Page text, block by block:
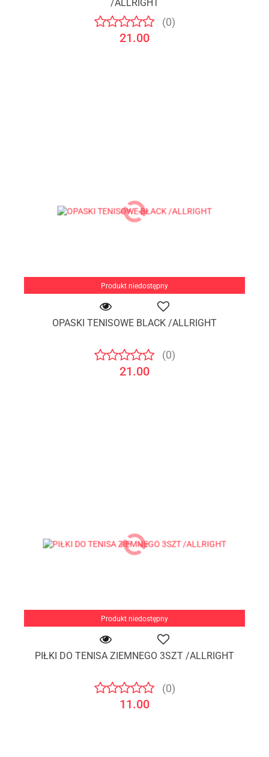
/ALLRIGHT
(0)
21.00
Produkt niedostępny
OPASKI TENISOWE BLACK /ALLRIGHT
(0)
21.00
Produkt niedostępny
PIŁKI DO TENISA ZIEMNEGO 3SZT /ALLRIGHT
(0)
11.00